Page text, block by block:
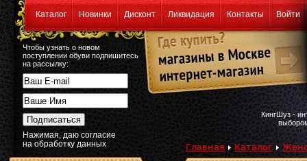
Каталог Новинки Дисконт Ликвидация Контакты Войти
Чтобы узнать о новом
поступлении обуви подпишитесь
на рассылку:
Нажимая, даю согласие
на обработку данных
КингШуз -
Главная Каталог